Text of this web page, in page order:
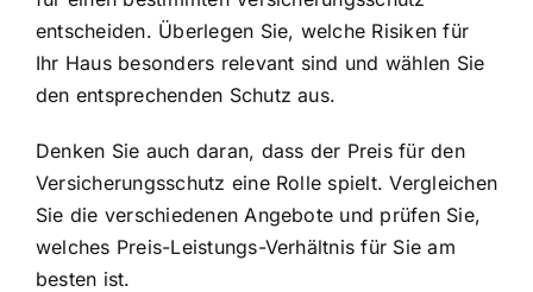
entscheiden. Überlegen Sie, welche Risiken für
Ihr Haus besonders relevant sind und wählen Sie
den entsprechenden Schutz aus.
Denken Sie auch daran, dass der Preis für den
Versicherungsschutz eine Rolle spielt. Vergleichen
Sie die verschiedenen Angebote und prüfen Sie,
welches Preis-Leistungs-Verhältnis für Sie am
besten ist.